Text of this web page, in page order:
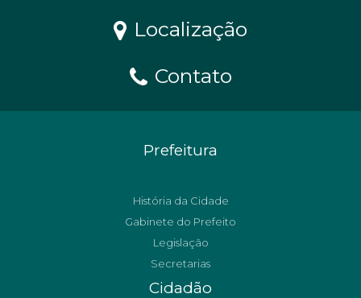
Localização
Contato
Prefeitura
História da Cidade
Gabinete do Prefeito
Legislação
Secretarias
Cidadão